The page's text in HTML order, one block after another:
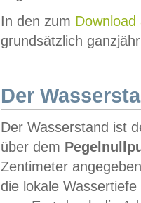
In den zum Download
grundsätzlich
Der
Der Wasserstand ist
über dem
Zentimeter
die lokale